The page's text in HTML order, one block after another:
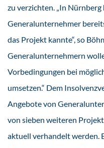
zu verzichten. „In
Generalunternehmer
das Projekt kannte“, so
Generalunternehmern
Vorbedingungen bei
umsetzen.“ Dem
Angebote von
von sieben weiteren
aktuell verhandelt werden.